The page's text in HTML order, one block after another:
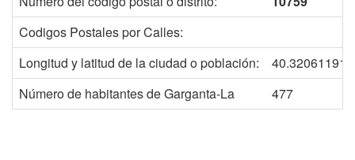
Codigos Postales por Calles:
Longitud y latitud de la ciudad o población:
Número de habitantes de Garganta-La
477